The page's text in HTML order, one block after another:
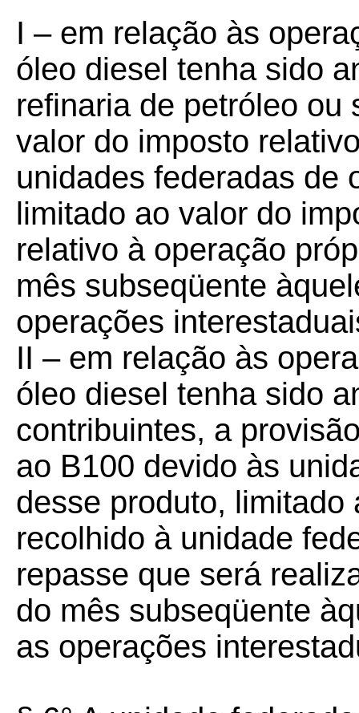
I – em relação às
óleo diesel tenha sido
refinaria de petróleo ou
valor do imposto
unidades federadas de
limitado ao valor do
relativo à operação
mês subseqüente
operações
II – em relação às
óleo diesel tenha sido
contribuintes, a
ao B100 devido às
desse produto, limitado
recolhido à unidade
repasse que será
do mês subseqüente
as operações